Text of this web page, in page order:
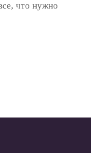
что нужно